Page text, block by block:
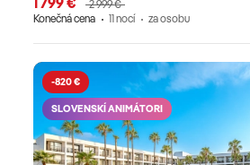
2 999 €
Konečná cena
11 nocí za osobu
-820 €
SLOVENSKÍ ANIMÁTORI